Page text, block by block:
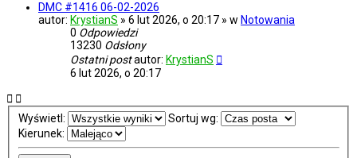
DMC #1416 06-02-2026
autor: KrystianS » 6 lut 2026, o 20:17 » w Notowania
0 Odpowiedzi
13230 Odsłony
Ostatni postautor: KrystianS
6 lut 2026, o 20:17
Wyświetl:
Sortuj wg:
Kierunek: